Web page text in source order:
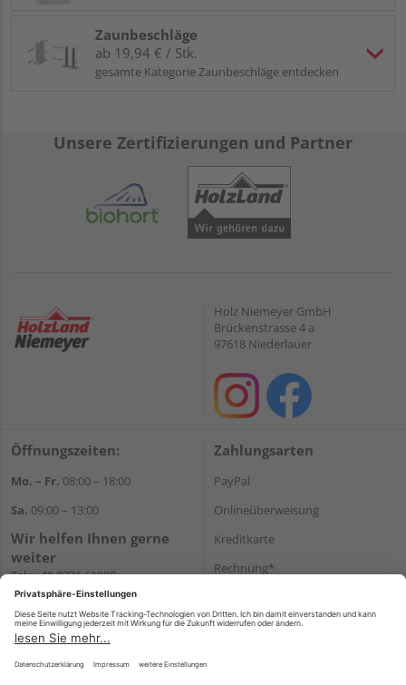
Zaunbeschläge
ab 19,94 € / Stk.
gesamte Kategorie Zaunbeschläge entdecken
Unsere Zertifizierungen und Partner
Holz Niemeyer GmbH
Brückenstrasse 4 a
97618 Niederlauer
Öffnungszeiten:
Mo. – Fr. 08:00 – 18:00
Sa. 09:00 – 13:00
Wir helfen Ihnen gerne
weiter
Tel.:+49 9771 61880
E-Mail:info@holzland-
niemeyer.de
Zahlungsarten
PayPal
Onlineüberweisung
Kreditkarte
Rechnung*
Versand